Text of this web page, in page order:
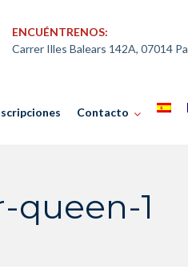
ENCUÉNTRENOS:
Carrer Illes Balears 142A, 07014
Contacto
queen-1